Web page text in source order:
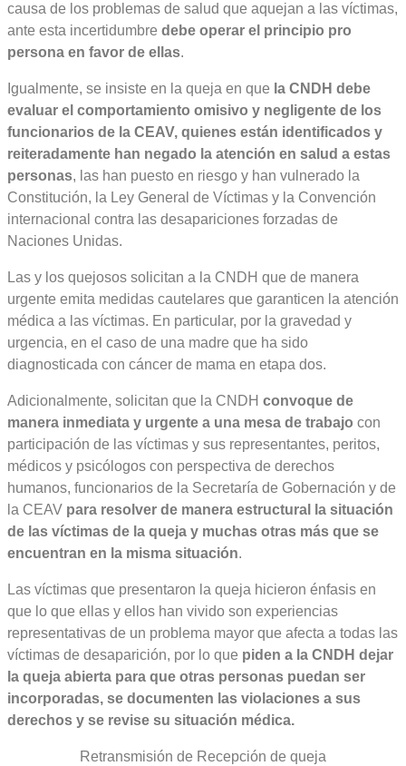
causa de los problemas de salud que aquejan a las víctimas,
ante esta incertidumbre debe operar el principio pro
persona en favor de ellas.
Igualmente, se insiste en la queja en que la CNDH debe
evaluar el comportamiento omisivo y negligente de los
funcionarios de la CEAV, quienes están identificados y
reiteradamente han negado la atención en salud a estas
personas, las han puesto en riesgo y han vulnerado la
Constitución, la Ley General de Víctimas y la Convención
internacional contra las desapariciones forzadas de
Naciones Unidas.
Las y los quejosos solicitan a la CNDH que de manera
urgente emita medidas cautelares que garanticen la atención
médica a las víctimas. En particular, por la gravedad y
urgencia, en el caso de una madre que ha sido
diagnosticada con cáncer de mama en etapa dos.
Adicionalmente, solicitan que la CNDH convoque de
manera inmediata y urgente a una mesa de trabajo con
participación de las víctimas y sus representantes, peritos,
médicos y psicólogos con perspectiva de derechos
humanos, funcionarios de la Secretaría de Gobernación y de
la CEAV para resolver de manera estructural la situación
de las víctimas de la queja y muchas otras más que se
encuentran en la misma situación.
Las víctimas que presentaron la queja hicieron énfasis en
que lo que ellas y ellos han vivido son experiencias
representativas de un problema mayor que afecta a todas las
víctimas de desaparición, por lo que piden a la CNDH dejar
la queja abierta para que otras personas puedan ser
incorporadas, se documenten las violaciones a sus
derechos y se revise su situación médica.
Retransmisión de Recepción de queja